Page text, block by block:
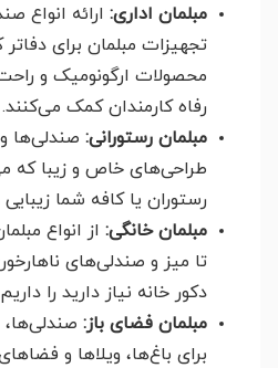
مبلمان اداری: ارائه انواع
تجهیزات مبلمان برای
محصولات ارگونومیک و
رفاه کارمندان کمک می‌کنند.
مبلمان رستورانی: صندلی‌ها
طراحی‌های خاص و زیبا که
رستوران یا کافه شما
مبلمان خانگی: از انواع
تا میز و صندلی‌های
دکور خانه نیاز دارید را
مبلمان فضای باز:
برای باغ‌ها، ویلاها و